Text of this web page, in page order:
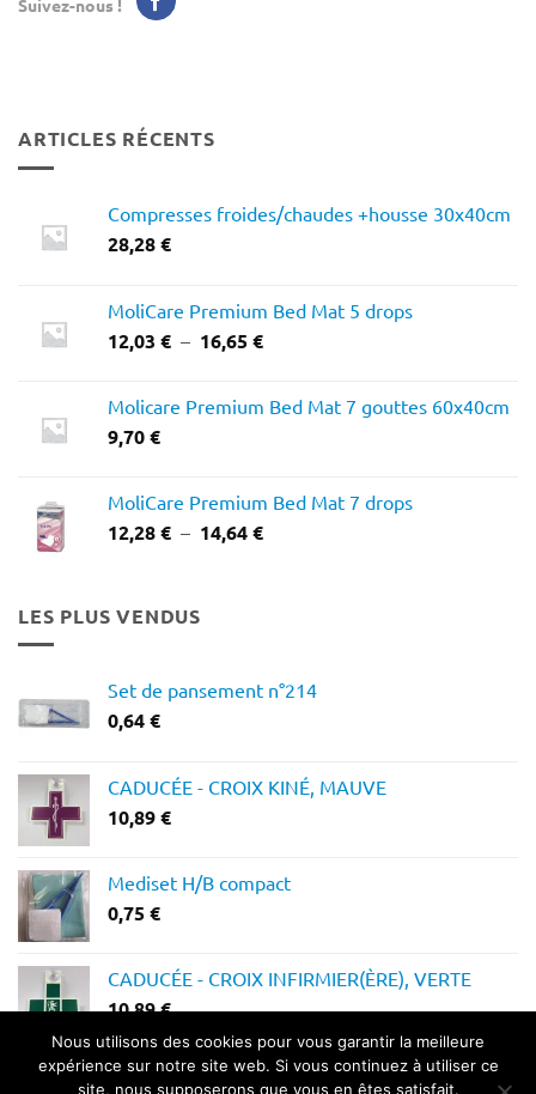
Suivez-nous !
ARTICLES RÉCENTS
Compresses froides/chaudes +housse 30x40cm
28,28€
MoliCare Premium Bed Mat 5 drops
12,03 € – 16,65€Plage
12,03 €
Molicare Premium Bed Mat 7 gouttes 60x40cm
9,70€
MoliCare Premium Bed Mat 7 drops
12,28€ – 14,64€Plage
LES PLUS VENDUS
Set de pansement n°214
0,64€
CADUCÉE - CROIX KINÉ, MAUVE
10,89€
Mediset H/B compact
0,75€
CADUCÉE - CROIX INFIRMIER(ÈRE), VERTE
10,89€
Nous utilisons des cookies pour vous garantir la meilleure
expérience sur notre site web. Si vous continuez à utiliser ce
site, nous supposerons que vous en êtes satisfait.